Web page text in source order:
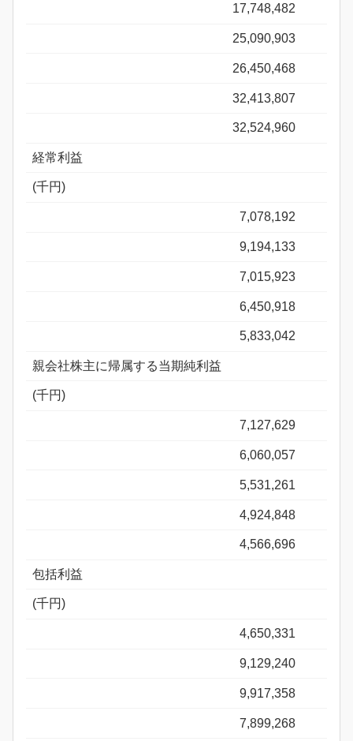
17,748,482
25,090,903
26,450,468
32,413,807
32,524,960
経常利益
(千円)
7,078,192
9,194,133
7,015,923
6,450,918
5,833,042
親会社株主に帰属する当期純利益
(千円)
7,127,629
6,060,057
5,531,261
4,924,848
4,566,696
包括利益
(千円)
4,650,331
9,129,240
9,917,358
7,899,268